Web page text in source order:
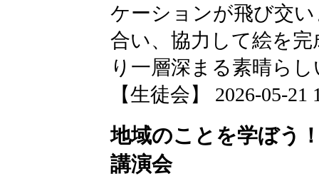
ケーションが飛び交
合い、協力して絵を
り一層深まる素晴ら
【生徒会】 2026-05-21
地域のことを学ぼう
講演会